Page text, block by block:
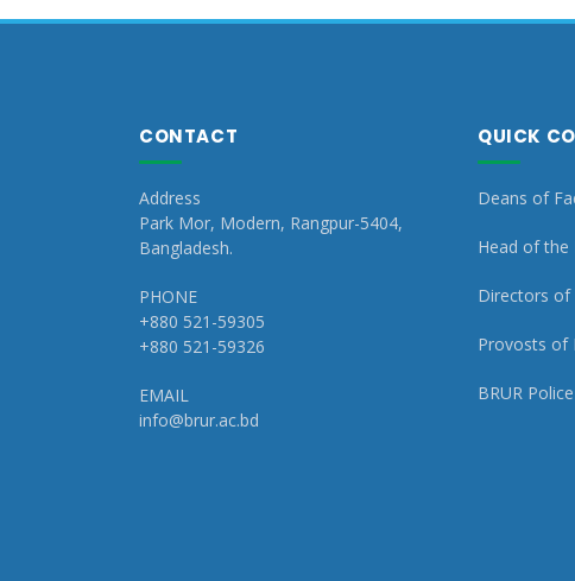
CONTACT
Address
Park Mor, Modern, Rangpur-5404,
Bangladesh.
PHONE
+880 521-59305
+880 521-59326
EMAIL
info@brur.ac.bd
QUICK
Deans of
Head of
Directors of
Provosts of
BRUR